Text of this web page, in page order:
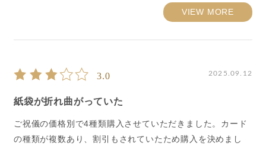
VIEW MORE
3.0
紙袋が折れ曲がっていた
2025.09.12
ご祝儀の価格別で4種類購入させていただきました。カード
の種類が複数あり、割引もされていたため購入を決めまし